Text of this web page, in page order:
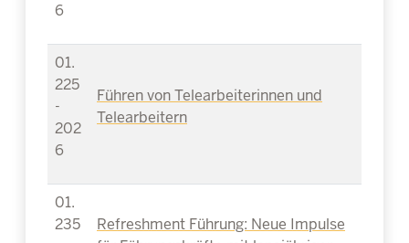
6
01.
225
-
202
6
Führen von Telearbeiterinnen und
Telearbeitern
01.
235
Refreshment Führung: Neue Impulse